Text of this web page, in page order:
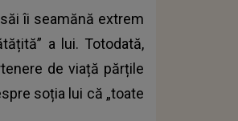
îi seamănă extrem
a lui. Totodată,
de viață părțile
soția lui că „toate